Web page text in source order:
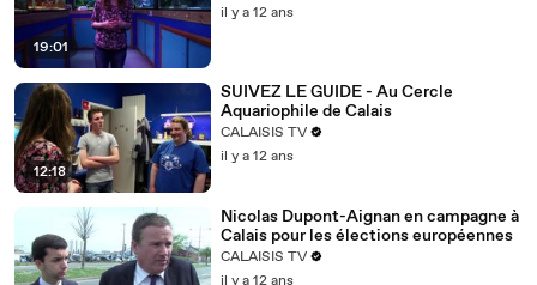
19:01
il y a 12 ans
12:18
SUIVEZ LE GUIDE - Au Cercle
Aquariophile de Calais
CALAISIS TV
il y a 12 ans
Nicolas Dupont-Aignan en campagne à
Calais pour les élections européennes
CALAISIS TV